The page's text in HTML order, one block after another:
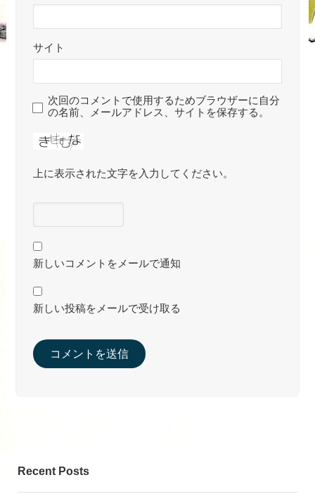
サイト
次回のコメントで使用するためブラウザーに自分
の名前、メールアドレス、サイトを保存する。
上に表示された文字を入力してください。
新しいコメントをメールで通知
新しい投稿をメールで受け取る
Recent Posts